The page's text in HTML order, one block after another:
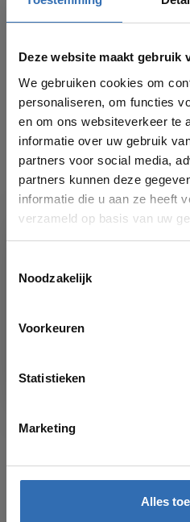
Deze website maakt gebruik
We gebruiken cookies om
personaliseren, om functies
en om ons websiteverkeer te
informatie over uw gebruik
partners voor social media,
partners kunnen deze
informatie die u aan ze heeft
verzameld op basis van uw
Noodzakelijk
Voorkeuren
Statistieken
Marketing
Alles
FK730 verchroomd
SMEDBO
Smedbo Dry
FK731 verchroomd
SMEDBO
Smedbo Dry
verchroomd RVS
SMEDBO
Smedbo Dry multi
handdoekhaak
Of hulp nodig bij
kun je